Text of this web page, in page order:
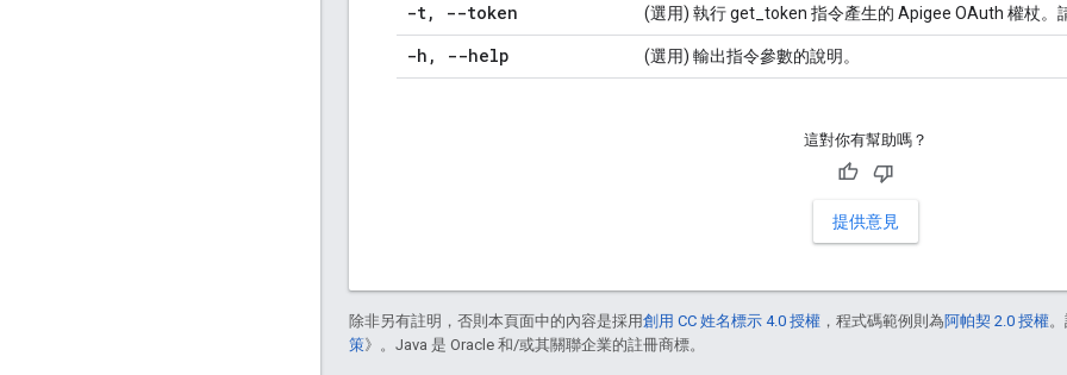
-t, --token (選用) 執行 get_token 指令產生的 Apigee OAuth 權杖。
-h , --help (選用) 輸出指令參數的說明。
這對你有幫助嗎？
提供意見
除非另有註明，否則本頁面中的內容是採用創用 CC 姓名標示 4.0 授權 ，程式碼範例則為阿帕契 2.0 授權
策》。Java 是 Oracle 和/或其關聯企業的註冊商標。